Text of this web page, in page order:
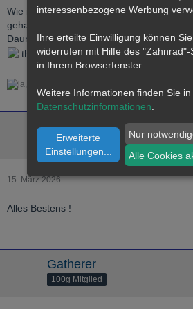
Wie immer tadellos verlaufen. Schon
gehandelt und immer reibungslos.
Daumen hoch für weitere gute Geschäfte
subwave
250g Mitglied
15. März 2026
Alles Bestens !
Gatherer
100g Mitglied
interessenbezogene Werbung
Ihre erteilte Einwilligung können
widerrufen mit Hilfe des
in Ihrem Browserfenster.
Weitere Informationen finden Sie
Datenschutzinformationen
Erweiterte
Einstellungen...
Nur
Alle Cookies